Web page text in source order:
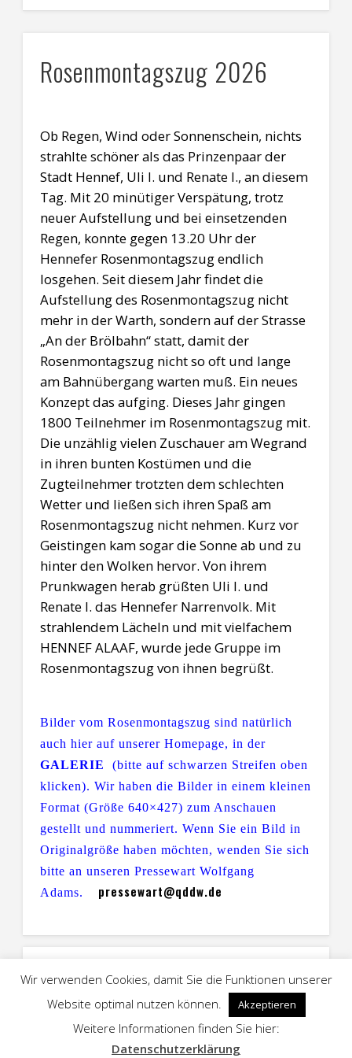
Rosenmontagszug 2026
Ob Regen, Wind oder Sonnenschein, nichts
strahlte schöner als das Prinzenpaar der
Stadt Hennef, Uli I. und Renate I., an diesem
Tag. Mit 20 minütiger Verspätung, trotz
neuer Aufstellung und bei einsetzenden
Regen, konnte gegen 13.20 Uhr der
Hennefer Rosenmontagszug endlich
losgehen. Seit diesem Jahr findet die
Aufstellung des Rosenmontagszug nicht
mehr in der Warth, sondern auf der Strasse
„An der Brölbahn“ statt, damit der
Rosenmontagszug nicht so oft und lange
am Bahnübergang warten muß. Ein neues
Konzept das aufging. Dieses Jahr gingen
1800 Teilnehmer im Rosenmontagszug mit.
Die unzählig vielen Zuschauer am Wegrand
in ihren bunten Kostümen und die
Zugteilnehmer trotzten dem schlechten
Wetter und ließen sich ihren Spaß am
Rosenmontagszug nicht nehmen. Kurz vor
Geistingen kam sogar die Sonne ab und zu
hinter den Wolken hervor. Von ihrem
Prunkwagen herab grüßten Uli I. und
Renate I. das Hennefer Narrenvolk. Mit
strahlendem Lächeln und mit vielfachem
HENNEF ALAAF, wurde jede Gruppe im
Rosenmontagszug von ihnen begrüßt.
Bilder vom Rosenmontagszug sind natürlich
auch hier auf unserer Homepage, in der
GALERIE
(bitte auf schwarzen Streifen oben
klicken). Wir haben die Bilder in einem kleinen
Format (Größe 640×427) zum Anschauen
gestellt und nummeriert. Wenn Sie ein Bild in
Originalgröße haben möchten, wenden Sie sich
bitte an unseren Pressewart Wolfgang
Adams.
pressewart@qddw.de
Older Posts →
© 2026 KG Quer durch de Waat 1947 e.V.
Wir verwenden Cookies, damit Sie die Funktionen unserer
Website optimal nutzen können.
Akzeptieren
Weitere Informationen finden Sie hier:
Datenschutzerklärung